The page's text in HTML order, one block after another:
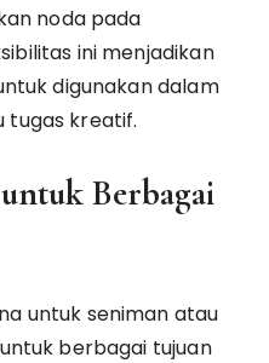
noda pada
ini menjadikan
digunakan dalam
tugas kreatif.
Berbagai
untuk seniman atau
berbagai tujuan